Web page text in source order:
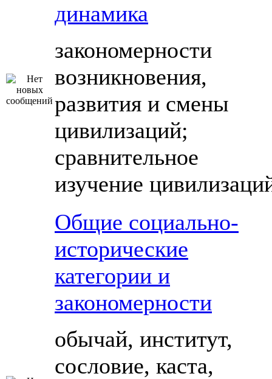
динамика
закономерности
возникновения,
развития и смены
цивилизаций;
сравнительное
изучение
Общие социально-
исторические
категории и
закономерности
обычай, институт,
сословие, каста,